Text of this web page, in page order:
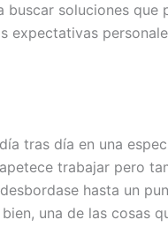
buscar soluciones que
expectativas
tras día en una
trabajar pero
hasta un
una de las cosas